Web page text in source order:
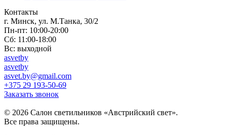
Контакты
г. Минск, ул. М.Танка, 30/2
Пн-пт: 10:00-20:00
Сб: 11:00-18:00
Вс: выходной
asvetby
asvetby
asvet.by@gmail.com
+375 29 193-50-69
Заказать звонок
© 2026 Салон светильников «Австрийский свет».
Все права защищены.